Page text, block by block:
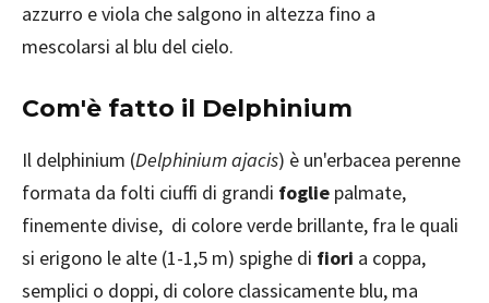
azzurro e viola che salgono in altezza fino a
mescolarsi al blu del cielo.
Com'è fatto il Delphinium
Il delphinium (Delphinium ajacis) è un'erbacea perenne
formata da folti ciuffi di grandi foglie palmate,
finemente divise, di colore verde brillante, fra le quali
si erigono le alte (1-1,5 m) spighe di fiori a coppa,
semplici o doppi, di colore classicamente blu, ma